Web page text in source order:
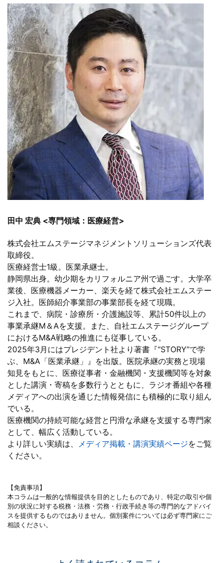
田中 宏典 <専門領域：医療経営>
株式会社エムステージマネジメントソリューションズ代表
取締役。
医療経営士1級。医業承継士。
静岡県出身。幼少期をカリフォルニア州で過ごす。大学卒
業後、医療機器メーカー、楽天を経て株式会社エムステー
ジ入社。医師紹介事業部の事業部長を経て現職。
これまで、病院・診療所・介護施設等、累計50件以上の
事業承継M＆Aを支援。また、自社エムステージグループ
におけるM&A戦略の推進にも従事している。
2025年3月にはプレジデント社より著書『“STORY”で学
ぶ、M&A「医業承継」』を出版。医院承継の実務と現場
知見をもとに、医療従事者・金融機関・支援機関等を対象
とした講演・寄稿を多数行うとともに、ラジオ番組や各種
メディアへの出演を通じた情報発信にも積極的に取り組ん
でいる。
医療機関の持続可能な経営と円滑な承継を支援する専門家
として、幅広く活動している。
より詳しい実績は、 メディア掲載・講演実績ページをご覧
ください。
【免責事項】
本コラムは一般的な情報提供を目的としたものであり、特定の取引や個
別の状況に対する税務・法務・労務・行政手続き等の専門的なアドバイ
スを提供するものではありません。個別案件については必ず専門家にご
相談ください。